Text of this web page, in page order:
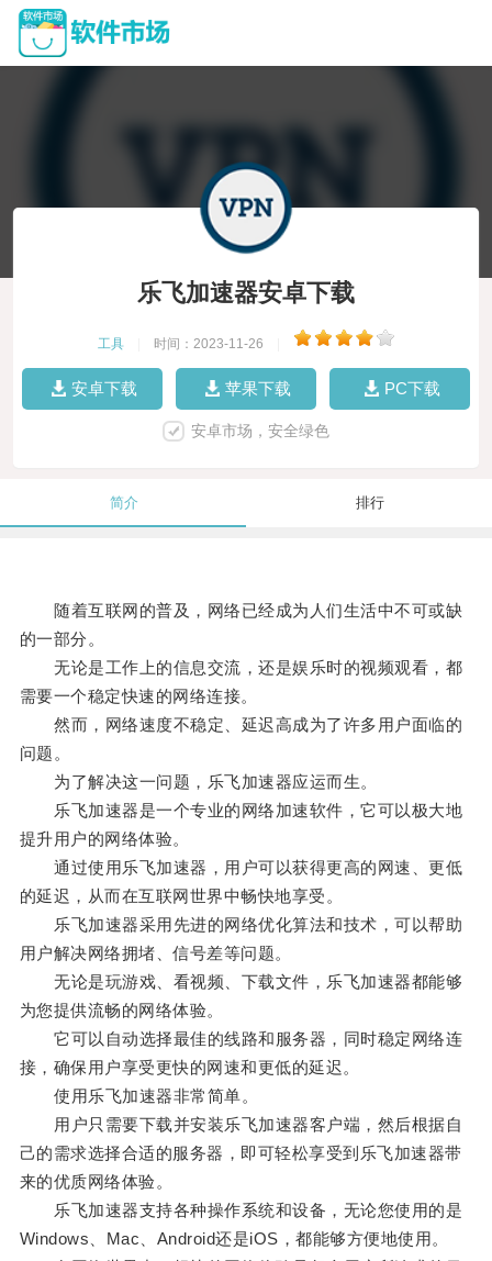
乐飞加速器安卓下载
工具 时间：2023-11-26
安卓下载 苹果下载 PC下载
安卓市场，安全绿色
简介 排行
随着互联网的普及，网络已经成为人们生活中不可或缺
的一部分。
无论是工作上的信息交流，还是娱乐时的视频观看，都
需要一个稳定快速的网络连接。
然而，网络速度不稳定、延迟高成为了许多用户面临的
问题。
为了解决这一问题，乐飞加速器应运而生。
乐飞加速器是一个专业的网络加速软件，它可以极大地
提升用户的网络体验。
通过使用乐飞加速器，用户可以获得更高的网速、更低
的延迟，从而在互联网世界中畅快地享受。
乐飞加速器采用先进的网络优化算法和技术，可以帮助
用户解决网络拥堵、信号差等问题。
无论是玩游戏、看视频、下载文件，乐飞加速器都能够
为您提供流畅的网络体验。
它可以自动选择最佳的线路和服务器，同时稳定网络连
接，确保用户享受更快的网速和更低的延迟。
使用乐飞加速器非常简单。
用户只需要下载并安装乐飞加速器客户端，然后根据自
己的需求选择合适的服务器，即可轻松享受到乐飞加速器带
来的优质网络体验。
乐飞加速器支持各种操作系统和设备，无论您使用的是
Windows、Mac、Android还是iOS，都能够方便地使用。